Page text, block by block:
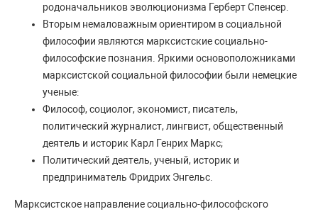
родоначальников эволюционизма Герберт Спенсер.
Вторым немаловажным ориентиром в социальной
философии являются марксистские социально-
философские познания. Яркими основоположниками
марксистской социальной философии были немецкие
ученые:
Философ, социолог, экономист, писатель,
политический журналист, лингвист, общественный
деятель и историк Карл Генрих Маркс;
Политический деятель, ученый, историк и
предприниматель Фридрих Энгельс.
Марксистское направление социально-философского